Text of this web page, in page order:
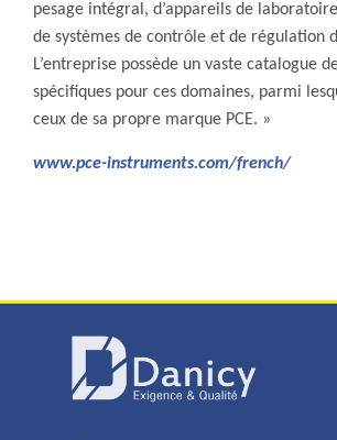
pesage intégral, d’appareils de
de systèmes de contrôle et de régulation
L’entreprise possède un vaste catalogue
spécifiques pour ces domaines, parmi
ceux de sa propre marque PCE. »
www.pce-instruments.com/french/